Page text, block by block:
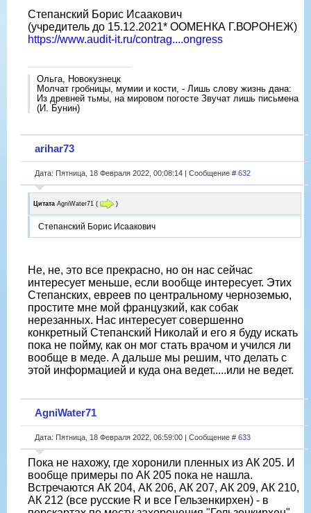
Степанский Борис Исаакович
(учредитель до 15.12.2021* ООМЕНКА Г.ВОРОНЕЖ)
https://www.audit-it.ru/contrag....ongress
Ольга, Новокузнецк
Молчат гробницы, мумии и кости, - Лишь слову жизнь дана:
Из древней тьмы, на мировом погосте Звучат лишь письмена
(И. Бунин)
arihar73
Дата: Пятница, 18 Февраля 2022, 00:08:14 | Сообщение # 632
Цитата AgniWater71 ( )
Степанский Борис Исаакович
Не, не, это все прекрасно, но он нас сейчас
интересует меньше, если вообще интересует. Этих
Степанских, евреев по центральному черноземью,
простите мне мой французкий, как собак
нерезанных. Нас интересует совершенно
конкретный Степанский Николай и его я буду искать
пока не пойму, как он мог стать врачом и учился ли
вообще в меде. А дальше мы решим, что делать с
этой информацией и куда она ведет.....или не ведет.
AgniWater71
Дата: Пятница, 18 Февраля 2022, 06:59:00 | Сообщение # 633
Пока не нахожу, где хоронили пленных из АК 205. И
вообще примеры по АК 205 пока не нашла.
Встречаются АК 204, АК 206, АК 207, АК 209, АК 210,
АК 212 (все русские R и все Гельзенкирхен) - в